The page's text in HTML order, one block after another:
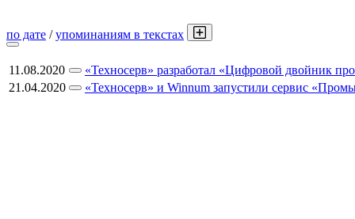
по дате /упоминаниям в текстах
11.08.2020
«Техносерв» разработал «Цифровой двойник
21.04.2020
«Техносерв» и Winnum запустили сервис